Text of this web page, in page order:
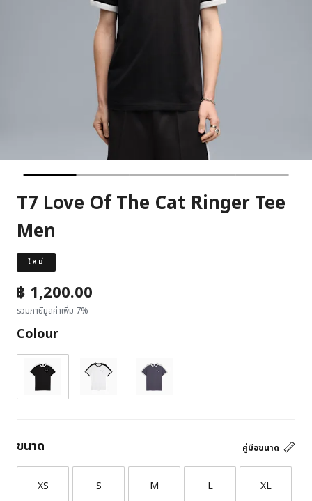
T7 Love Of The Cat Ringer Tee
Men
ใหม่
฿ 1,200.00
รวมภาษีมูลค่าเพิ่ม 7%
Colour
คู่มือขนาด
ขนาด
XS S M L XL